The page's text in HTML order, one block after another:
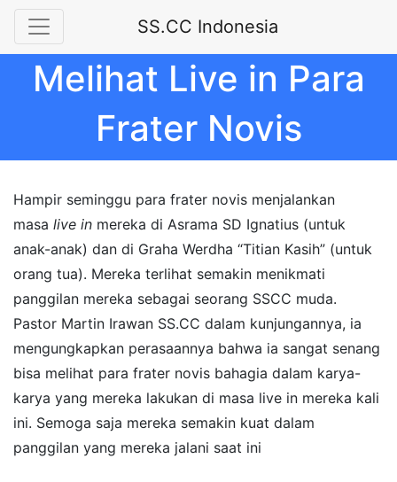
SS.CC Indonesia
Melihat Live in Para
Frater Novis
Hampir seminggu para frater novis menjalankan
masa live in mereka di Asrama SD Ignatius (untuk
anak-anak) dan di Graha Werdha “Titian Kasih” (untuk
orang tua). Mereka terlihat semakin menikmati
panggilan mereka sebagai seorang SSCC muda.
Pastor Martin Irawan SS.CC dalam kunjungannya, ia
mengungkapkan perasaannya bahwa ia sangat senang
bisa melihat para frater novis bahagia dalam karya-
karya yang mereka lakukan di masa live in mereka kali
ini. Semoga saja mereka semakin kuat dalam
panggilan yang mereka jalani saat ini